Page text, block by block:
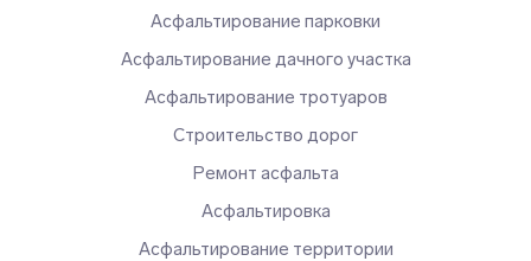
Асфальтирование парковки
Асфальтирование дачного участка
Асфальтирование тротуаров
Строительство дорог
Ремонт асфальта
Асфальтировка
Асфальтирование территории